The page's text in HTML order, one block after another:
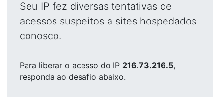
Seu IP fez diversas tentativas de
acessos suspeitos a sites hospedados
conosco.
Para liberar o acesso do IP 216.73.216.5,
responda ao desafio abaixo.